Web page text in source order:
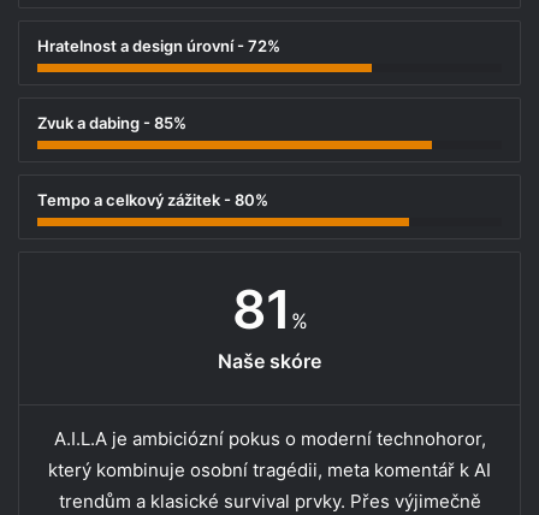
Hratelnost a design úrovní - 72%
Zvuk a dabing - 85%
Tempo a celkový zážitek - 80%
81 %
Naše skóre
A.I.L.A je ambiciózní pokus o moderní technohoror,
který kombinuje osobní tragédii, meta komentář k AI
trendům a klasické survival prvky. Přes výjimečně